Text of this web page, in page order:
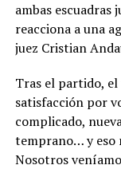
ambas escuadras
reacciona a una
juez Cristian
Tras el partido,
satisfacción por
complicado,
temprano… y eso
Nosotros